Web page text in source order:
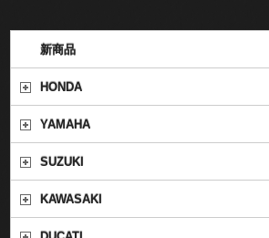
新商品
HONDA
YAMAHA
SUZUKI
KAWASAKI